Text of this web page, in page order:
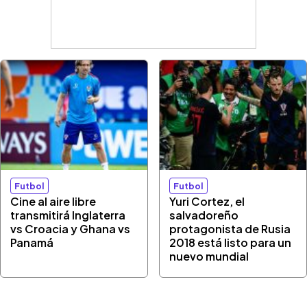
Futbol
Cine al aire libre
transmitirá Inglaterra
vs Croacia y Ghana vs
Panamá
Futbol
Yuri Cortez, el
salvadoreño
protagonista de Rusia
2018 está listo para un
nuevo mundial